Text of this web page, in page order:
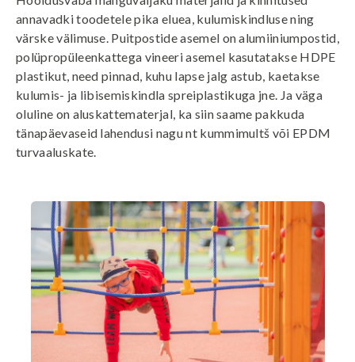
annavadki toodetele pika eluea, kulumiskindluse ning
värske välimuse. Puitpostide asemel on alumiiniumpostid,
polüpropüleenkattega vineeri asemel kasutatakse HDPE
plastikut, need pinnad, kuhu lapse jalg astub, kaetakse
kulumis- ja libisemiskindla spreiplastikuga jne. Ja väga
oluline on aluskattematerjal, ka siin saame pakkuda
tänapäevaseid lahendusi nagu nt kummimultš või EPDM
turvaaluskate.